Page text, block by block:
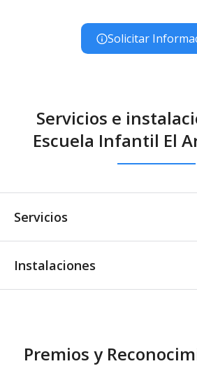
Solicitar
Servicios e
Escuela Infantil El
Servicios
Otros servicios
Instalaciones
Patio
Premios y